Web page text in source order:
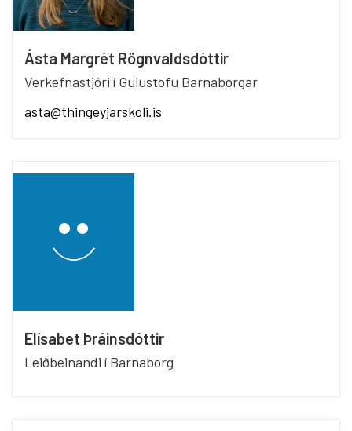
Ásta Margrét Rögnvaldsdóttir
Verkefnastjóri í Gulustofu Barnaborgar
asta@thingeyjarskoli.is
Elísabet Þráinsdóttir
Leiðbeinandi í Barnaborg